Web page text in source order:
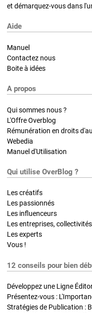
et démarquez-vous dans
Aide
Manuel
Contactez nous
Boite à idées
A propos
Qui sommes nous ?
L'Offre Overblog
Rémunération en droits
Webedia
Manuel d'Utilisation
Qui utilise OverBlog ?
Les créatifs
Les passionnés
Les influenceurs
Les entreprises,
Les experts
Vous !
12 conseils pour bien
Développez une Ligne
Présentez-vous :